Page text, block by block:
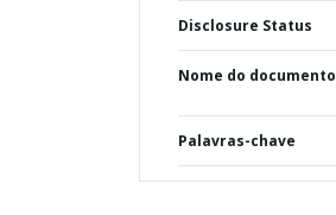
Disclosure Status
Nome do documento
Palavras-chave